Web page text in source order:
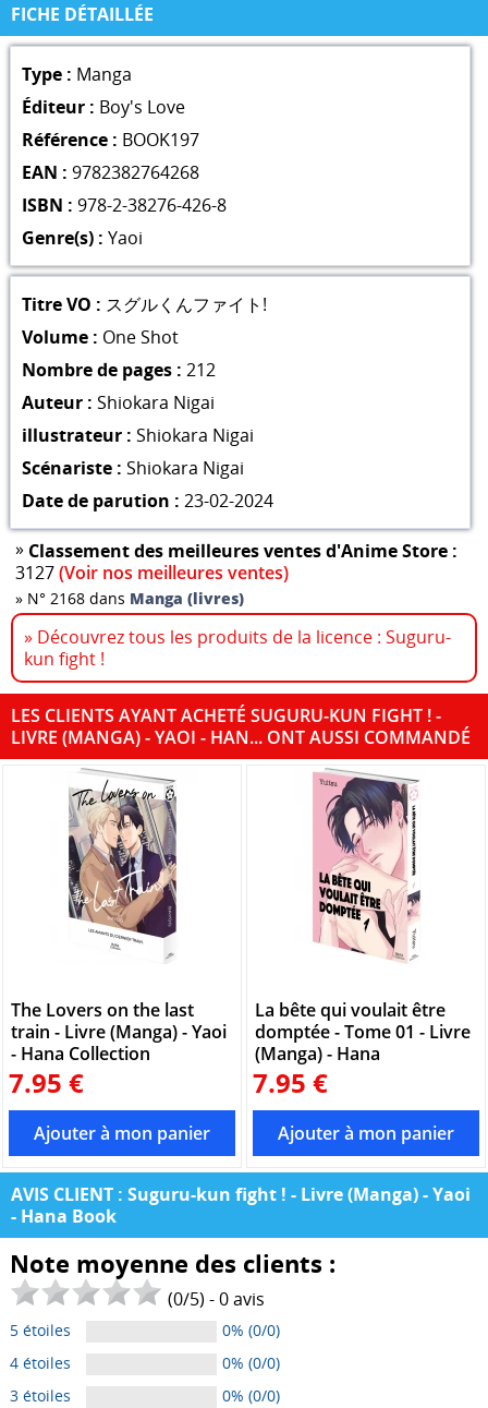
FICHE DÉTAILLÉE
Type : Manga
Éditeur : Boy's Love
Référence : BOOK197
EAN : 9782382764268
ISBN : 978-2-38276-426-8
Genre(s) : Yaoi
Titre VO : スグルくんファイト!
Volume : One Shot
Nombre de pages : 212
Auteur : Shiokara Nigai
illustrateur : Shiokara Nigai
Scénariste : Shiokara Nigai
Date de parution : 23-02-2024
» Classement des meilleures ventes d'Anime Store :
3127(Voir nos meilleures ventes)
» N° 2168 dans Manga (livres)
» Découvrez tous les produits de la licence : Suguru-
kun fight !
LES CLIENTS AYANT ACHETÉ SUGURU-KUN FIGHT ! -
LIVRE (MANGA) - YAOI - HAN... ONT AUSSI COMMANDÉ
The Lovers on the last
train - Livre (Manga) - Yaoi
- Hana Collection
7.95 €
La bête qui voulait être
domptée - Tome 01 - Livre
(Manga) - Hana
7.95 €
AVIS CLIENT : Suguru-kun fight ! - Livre (Manga) - Yaoi
- Hana Book
Note moyenne des clients :
(0/5) -0avis
5 étoiles
0% (0/0)
4 étoiles
0% (0/0)
3 étoiles
0% (0/0)